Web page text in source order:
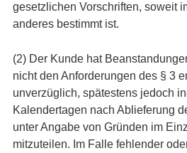
gesetzlichen Vorschriften, soweit
anderes bestimmt ist.
(2) Der Kunde hat
nicht den Anforderungen des § 3
unverzüglich, spätestens jedoch
Kalendertagen nach Ablieferung
unter Angabe von Gründen im
mitzuteilen. Im Falle fehlender